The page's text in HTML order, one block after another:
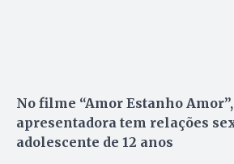
No filme “Amor Estanho
apresentadora tem relações
adolescente de 12 anos